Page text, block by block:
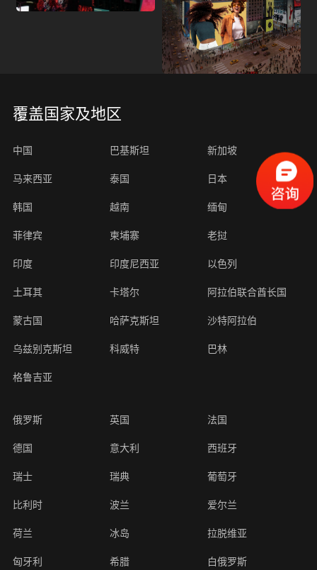
覆盖国家及地区
中国 巴基斯坦 新加坡
马来西亚 泰国 日本
韩国 越南 缅甸
菲律宾 柬埔寨 老挝
印度 印度尼西亚 以色列
土耳其 卡塔尔 阿拉伯联合酋长国
蒙古国 哈萨克斯坦 沙特阿拉伯
乌兹别克斯坦 科威特 巴林
格鲁吉亚
俄罗斯 英国 法国
德国 意大利 西班牙
瑞士 瑞典 葡萄牙
比利时 波兰 爱尔兰
荷兰 冰岛 拉脱维亚
匈牙利 希腊 白俄罗斯